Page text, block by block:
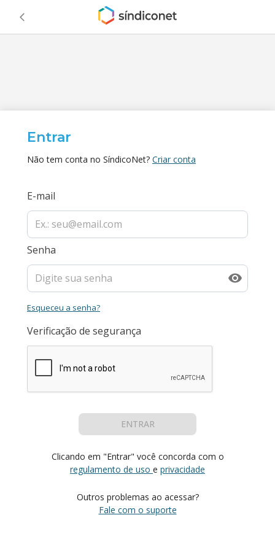
Entrar
Não tem conta no SíndicoNet? Criar conta
E-mail
Senha
Esqueceu a senha?
Verificação de segurança
ENTRAR
Clicando em "Entrar" você concorda com o
regulamento de uso e privacidade
Outros problemas ao acessar?
Fale com o suporte